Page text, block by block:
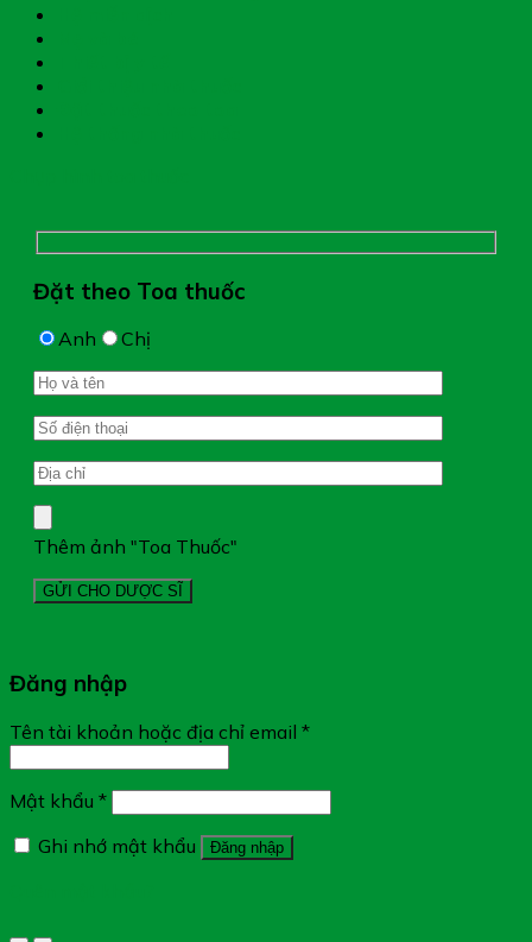
Đặt theo Toa thuốc
Anh Chị
Thêm ảnh "Toa Thuốc"
Đăng nhập
Tên tài khoản hoặc địa chỉ email *
Mật khẩu *
Ghi nhớ mật khẩu
Đăng nhập